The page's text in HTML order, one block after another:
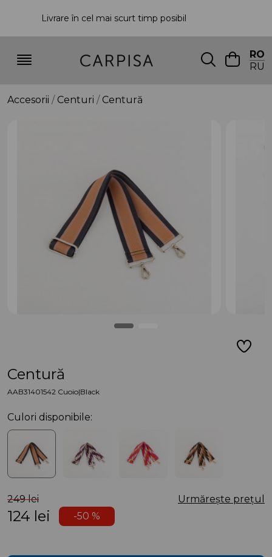
Livrare în cel mai scurt timp posibil
RO
RU
Accesorii Centuri Centură
Centură
AAB31401542 Cuoio|Black
Culori disponibile:
249 lei Urmărește prețul
124 lei -50 %